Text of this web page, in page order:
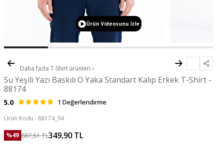
Ürün Videosunu İzle
Daha fazla T-Shirt ürünleri
Su Yeşili Yazı Baskılı O Yaka Standart Kalıp Erkek T-Shirt -
88174
5.0 1 Değerlendirme
Ürün Kodu : 88174_94
%49 687,61TL349,90 TL